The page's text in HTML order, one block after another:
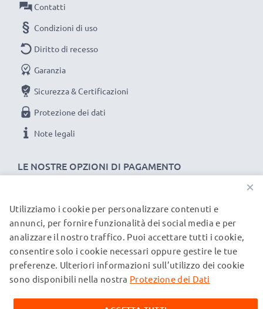
LE NOSTRE OPZIONI DI PAGAMENTO
Contatti
Condizioni di uso
Diritto di recesso
Garanzia
Sicurezza & Certificazioni
Protezione dei dati
Note legali
I NOSTRI PARTNER DI SPEDIZIONE
© subtel.it 2026
Tutti i prezzi includono l'IVA e sono esclusi i costi di
spedizione. Si prega di notare che tutti i marchi menzionati
sulle nostre pagine web esclusivamente per fornire
×
Utilizziamo i cookie per personalizzare contenuti e
annunci, per fornire funzionalità dei social media e per
analizzare il nostro traffico. Puoi accettare tutti i cookie,
consentire solo i cookie necessari oppure gestire le tue
preferenze. Ulteriori informazioni sull’utilizzo dei cookie
sono disponibili nella nostra Protezione dei Dati